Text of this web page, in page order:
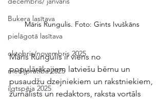
Bukera lasītava
pielāgotā lasītava
oktobris/novembris 2025
medijpratība 2025
ilgtspēja 2025
Māris Rungulis. Foto: Gints Ivuškāns
Māris Rungulis ir viens no
populārākajiem latviešu bērnu un
pusaudžu dzejniekiem un rakstniekiem,
žurnālists un redaktors, raksta vortāls